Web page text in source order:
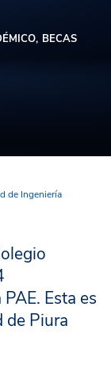
BECAS
de Ingeniería
Esta es
de Piura